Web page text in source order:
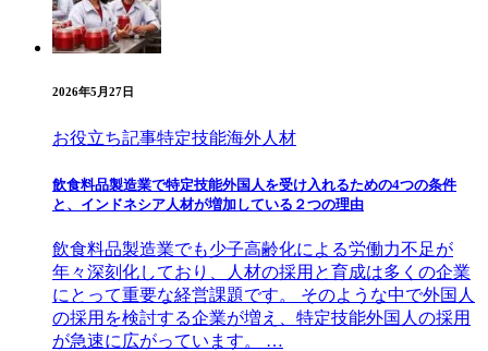
2026年5月27日
お役立ち記事特定技能海外人材
飲食料品製造業で特定技能外国人を受け入れるための4つの条件
と、インドネシア人材が増加している２つの理由
飲食料品製造業でも少子高齢化による労働力不足が
年々深刻化しており、人材の採用と育成は多くの企業
にとって重要な経営課題です。 そのような中で外国人
の採用を検討する企業が増え、特定技能外国人の採用
が急速に広がっています。 …